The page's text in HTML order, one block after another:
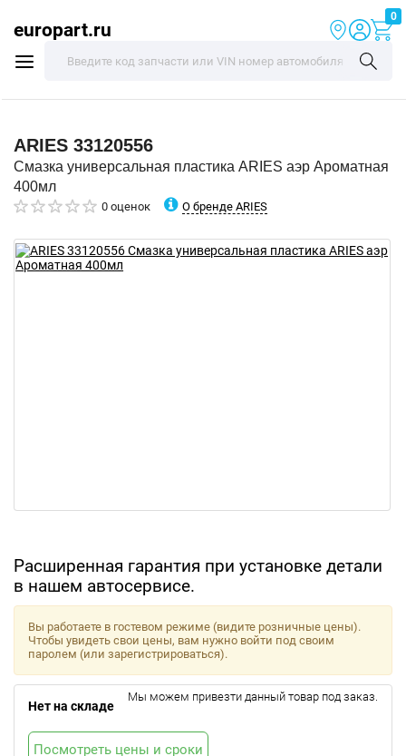
europart.ru
0
ARIES 33120556
Смазка универсальная пластика ARIES аэр Ароматная
400мл
0 оценок О бренде ARIES
Расширенная гарантия при установке детали
в нашем автосервисе.
Вы работаете в гостевом режиме (видите розничные цены).
Чтобы увидеть свои цены, вам нужно войти под своим
паролем (или зарегистрироваться).
Нет на складе
Мы можем привезти данный товар под заказ.
Посмотреть цены и сроки